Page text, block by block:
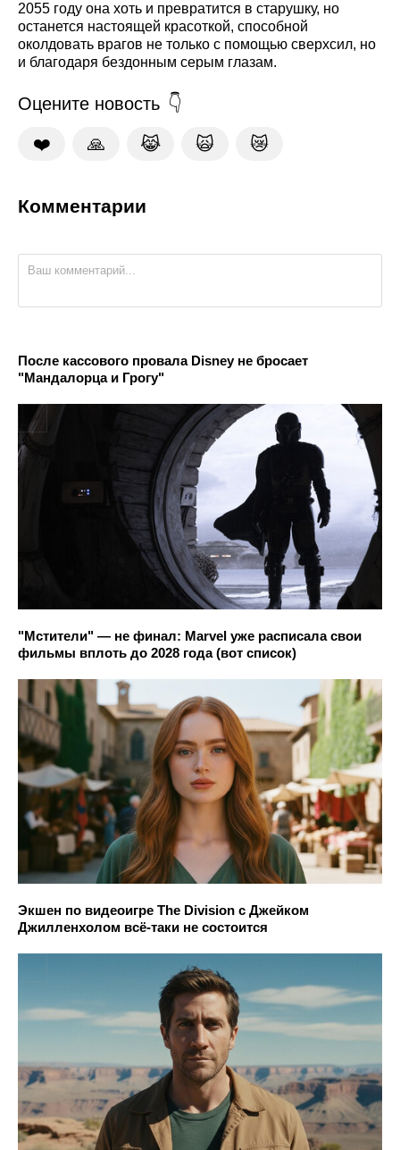
2055 году она хоть и превратится в старушку, но
останется настоящей красоткой, способной
околдовать врагов не только с помощью сверхсил, но
и благодаря бездонным серым глазам.
Оцените новость
❤️ 🙏 😹 🙀 😿
Комментарии
После кассового провала Disney не бросает
"Мандалорца и Грогу"
"Мстители" — не финал: Marvel уже расписала свои
фильмы вплоть до 2028 года (вот список)
Экшен по видеоигре The Division с Джейком
Джилленхолом всё-таки не состоится